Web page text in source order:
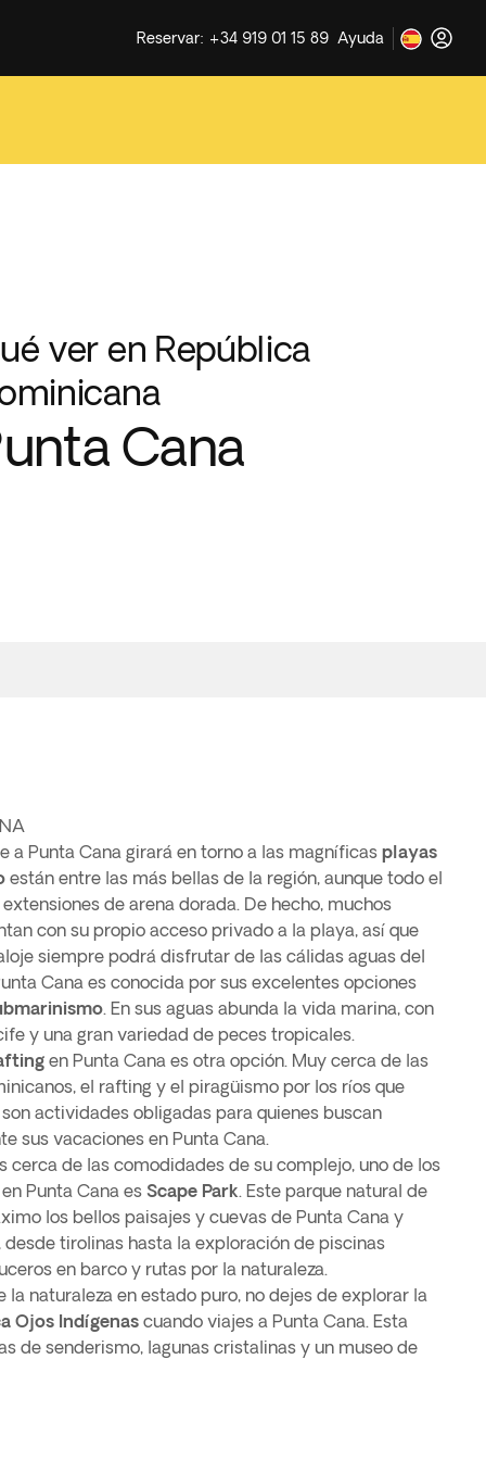
Reservar: +34 919 01 15 89 Ayuda
ver en República
Cana
a Punta Cana girará en torno a las magníficas playas
están entre las más bellas de la región, aunque todo el
de arena dorada. De hecho, muchos
con su propio acceso privado a la playa, así que
siempre podrá disfrutar de las cálidas aguas del
Cana es conocida por sus excelentes opciones
. En sus aguas abunda la vida marina, con
y una gran variedad de peces tropicales.
en Punta Cana es otra opción. Muy cerca de las
el rafting y el piragüismo por los ríos que
actividades obligadas para quienes buscan
sus vacaciones en Punta Cana.
cerca de las comodidades de su complejo, uno de los
Punta Cana es Scape Park. Este parque natural de
los bellos paisajes y cuevas de Punta Cana y
tirolinas hasta la exploración de piscinas
en barco y rutas por la naturaleza.
naturaleza en estado puro, no dejes de explorar la
Ojos Indígenas cuando viajes a Punta Cana. Esta
de senderismo, lagunas cristalinas y un museo de